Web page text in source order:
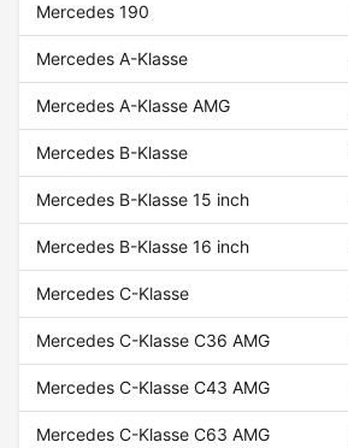
Mercedes 190
Mercedes A-Klasse
Mercedes A-Klasse AMG
Mercedes B-Klasse
Mercedes B-Klasse 15 inch
Mercedes B-Klasse 16 inch
Mercedes C-Klasse
Mercedes C-Klasse C36 AMG
Mercedes C-Klasse C43 AMG
Mercedes C-Klasse C63 AMG